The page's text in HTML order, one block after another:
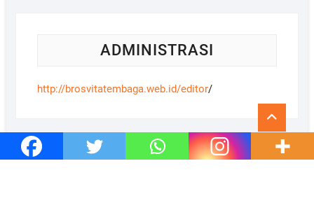
ADMINISTRASI
http://brosvitatembaga.web.id/editor/
top